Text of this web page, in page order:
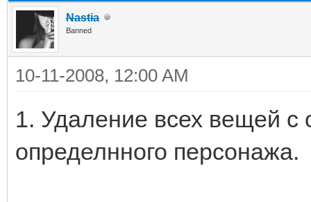
Nastia
Banned
10-11-2008, 12:00 AM
1. Удаление всех вещей с
определнного персонажа.